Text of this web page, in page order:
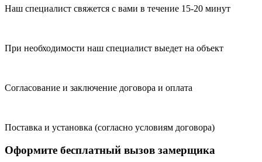
Наш специалист свяжется с вами в течение 15-20 минут
При необходимости наш специалист выедет на объект
Согласование и заключение договора и оплата
Поставка и установка (согласно условиям договора)
Оформите бесплатный вызов замерщика